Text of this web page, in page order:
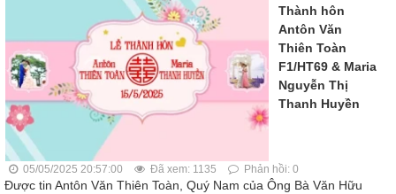
Thành hôn
Antôn Văn
Thiên Toàn
F1/HT69 & Maria
Nguyễn Thị
Thanh Huyền
05/05/2025 20:57:00 Đã xem: 1135 Phản hồi: 0
Được tin Antôn Văn Thiên Toàn, Quý Nam của Ông Bà Văn Hữu